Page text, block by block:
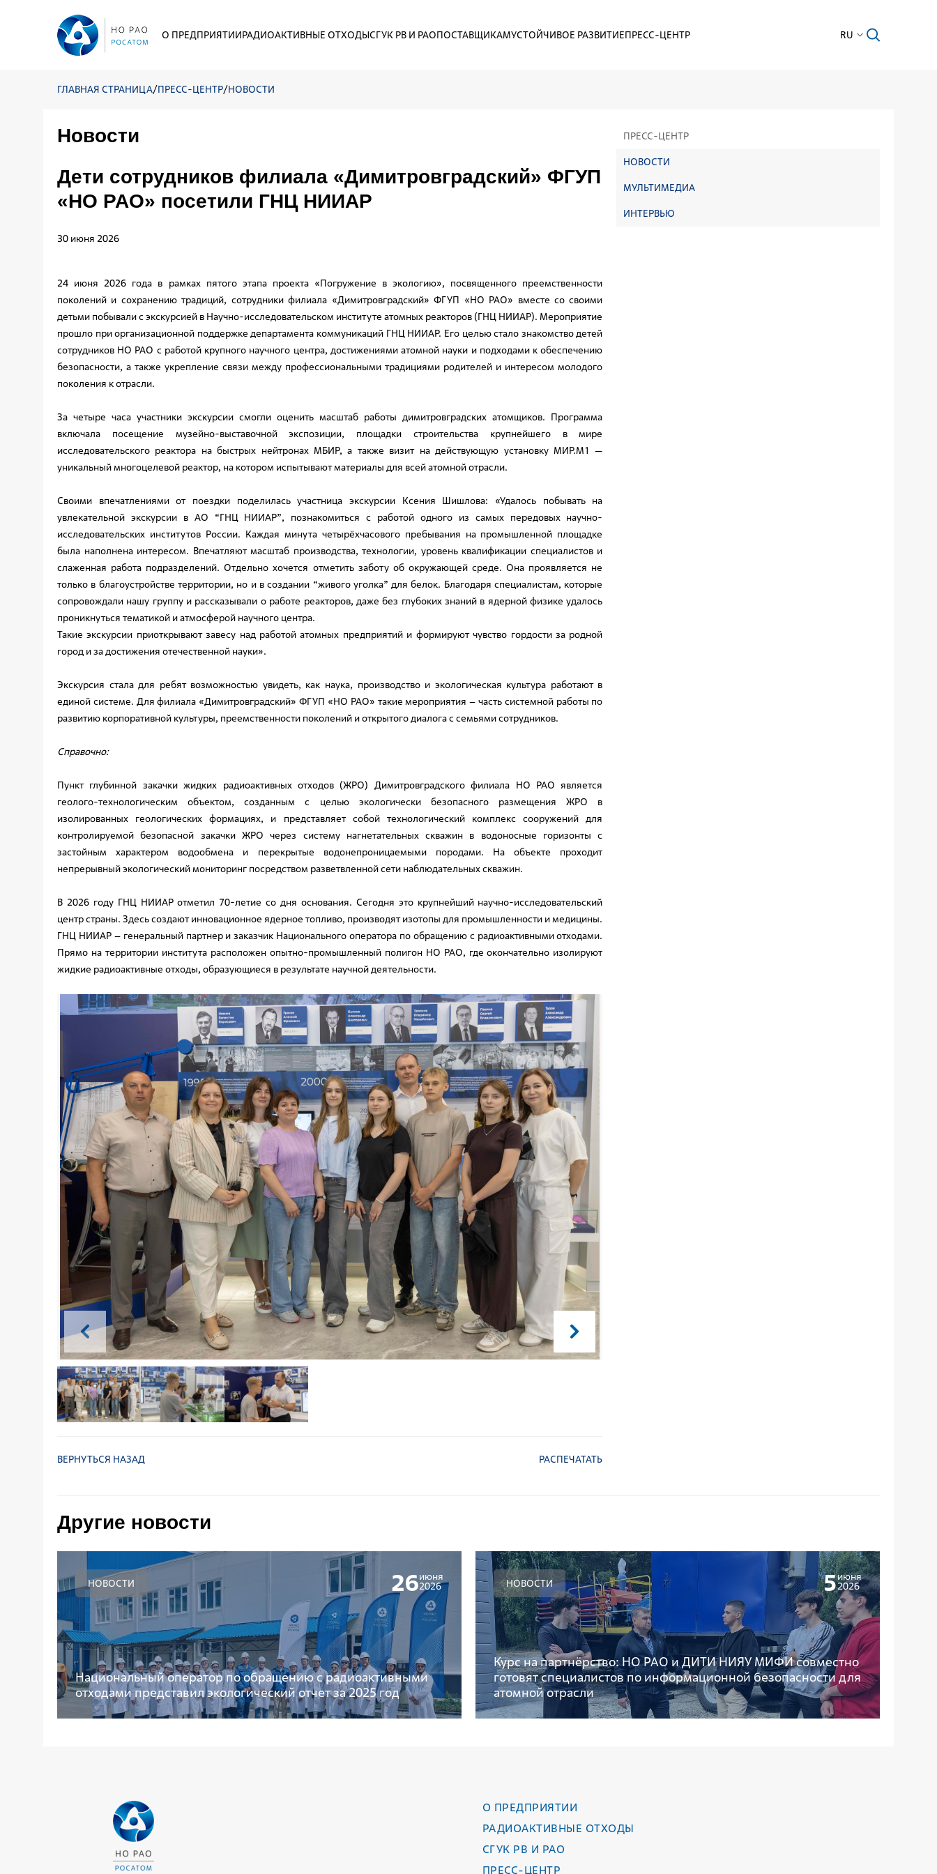
О ПРЕДПРИЯТИИРАДИОАКТИВНЫЕ ОТХОДЫСГУК РВ И РАОПОСТАВЩИКАМУСТОЙЧИВОЕ РАЗВИТИЕПРЕСС-ЦЕНТР RU
ГЛАВНАЯ СТРАНИЦА/ПРЕСС-ЦЕНТР/НОВОСТИ
ПРЕСС-ЦЕНТР
НОВОСТИ
МУЛЬТИМЕДИА
ИНТЕРВЬЮ
Новости
Дети сотрудников филиала «Димитровградский» ФГУП
«НО РАО» посетили ГНЦ НИИАР
30 июня 2026
24 июня 2026 года в рамках пятого этапа проекта «Погружение в экологию», посвященного преемственности
поколений и сохранению традиций, сотрудники филиала «Димитровградский» ФГУП «НО РАО» вместе со своими
детьми побывали с экскурсией в Научно-исследовательском институте атомных реакторов (ГНЦ НИИАР). Мероприятие
прошло при организационной поддержке департамента коммуникаций ГНЦ НИИАР. Его целью стало знакомство детей
сотрудников НО РАО с работой крупного научного центра, достижениями атомной науки и подходами к обеспечению
безопасности, а также укрепление связи между профессиональными традициями родителей и интересом молодого
поколения к отрасли.
За четыре часа участники экскурсии смогли оценить масштаб работы димитровградских атомщиков. Программа
включала посещение музейно-выставочной экспозиции, площадки строительства крупнейшего в мире
исследовательского реактора на быстрых нейтронах МБИР, а также визит на действующую установку МИР.М1 —
уникальный многоцелевой реактор, на котором испытывают материалы для всей атомной отрасли.
Своими впечатлениями от поездки поделилась участница экскурсии Ксения Шишлова: «Удалось побывать на
увлекательной экскурсии в АО “ГНЦ НИИАР”, познакомиться с работой одного из самых передовых научно-
исследовательских институтов России. Каждая минута четырёхчасового пребывания на промышленной площадке
была наполнена интересом. Впечатляют масштаб производства, технологии, уровень квалификации специалистов и
слаженная работа подразделений. Отдельно хочется отметить заботу об окружающей среде. Она проявляется не
только в благоустройстве территории, но и в создании “живого уголка” для белок. Благодаря специалистам, которые
сопровождали нашу группу и рассказывали о работе реакторов, даже без глубоких знаний в ядерной физике удалось
проникнуться тематикой и атмосферой научного центра.
Такие экскурсии приоткрывают завесу над работой атомных предприятий и формируют чувство гордости за родной
город и за достижения отечественной науки».
Экскурсия стала для ребят возможностью увидеть, как наука, производство и экологическая культура работают в
единой системе. Для филиала «Димитровградский» ФГУП «НО РАО» такие мероприятия – часть системной работы по
развитию корпоративной культуры, преемственности поколений и открытого диалога с семьями сотрудников.
Справочно:
Пункт глубинной закачки жидких радиоактивных отходов (ЖРО) Димитровградского филиала НО РАО является
геолого-технологическим объектом, созданным с целью экологически безопасного размещения ЖРО в
изолированных геологических формациях, и представляет собой технологический комплекс сооружений для
контролируемой безопасной закачки ЖРО через систему нагнетательных скважин в водоносные горизонты с
застойным характером водообмена и перекрытые водонепроницаемыми породами. На объекте проходит
непрерывный экологический мониторинг посредством разветвленной сети наблюдательных скважин.
В 2026 году ГНЦ НИИАР отметил 70-летие со дня основания. Сегодня это крупнейший научно-исследовательский
центр страны. Здесь создают инновационное ядерное топливо, производят изотопы для промышленности и медицины.
ГНЦ НИИАР – генеральный партнер и заказчик Национального оператора по обращению с радиоактивными отходами.
Прямо на территории института расположен опытно-промышленный полигон НО РАО, где окончательно изолируют
жидкие радиоактивные отходы, образующиеся в результате научной деятельности.
ВЕРНУТЬСЯ НАЗАД РАСПЕЧАТАТЬ
Другие новости
НОВОСТИ 26июня
2026
Национальный оператор по обращению с радиоактивными
отходами представил экологический отчет за 2025 год
НОВОСТИ 5июня
2026
Курс на партнёрство: НО РАО и ДИТИ НИЯУ МИФИ совместно
готовят специалистов по информационной безопасности для
атомной отрасли
О ПРЕДПРИЯТИИ
РАДИОАКТИВНЫЕ ОТХОДЫ
СГУК РВ И РАО
ПРЕСС-ЦЕНТР